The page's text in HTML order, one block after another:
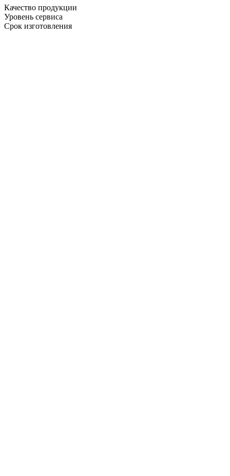
Качество продукции
Уровень сервиса
Срок изготовления